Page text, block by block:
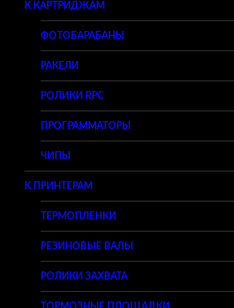
К КАРТРИДЖАМ
ФОТОБАРАБАНЫ
РАКЕЛИ
РОЛИКИ RPC
ПРОГРАММАТОРЫ
ЧИПЫ
К ПРИНТЕРАМ
ТЕРМОПЛЕНКИ
РЕЗИНОВЫЕ ВАЛЫ
РОЛИКИ ЗАХВАТА